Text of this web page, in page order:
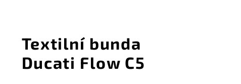
Textilní bunda
Ducati Flow C5